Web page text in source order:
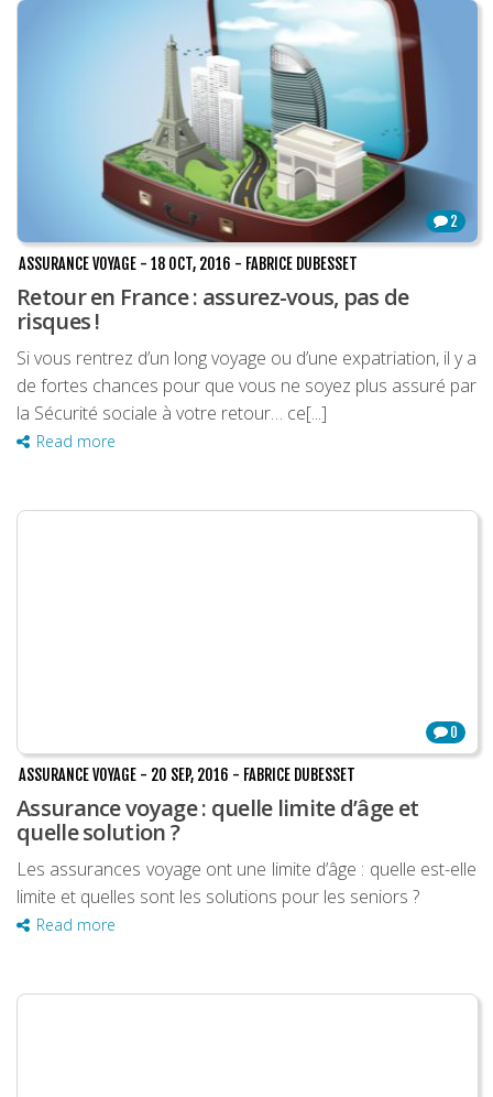
2
ASSURANCE VOYAGE - 18 OCT, 2016 - FABRICE DUBESSET
Retour en France : assurez-vous, pas de
risques !
Si vous rentrez d’un long voyage ou d’une expatriation, il y a
de fortes chances pour que vous ne soyez plus assuré par
la Sécurité sociale à votre retour… ce[...]
Read more
0
ASSURANCE VOYAGE - 20 SEP, 2016 - FABRICE DUBESSET
Assurance voyage : quelle limite d’âge et
quelle solution ?
Les assurances voyage ont une limite d’âge : quelle est-elle
limite et quelles sont les solutions pour les seniors ?
Read more